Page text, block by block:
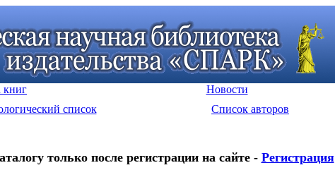
книг Новости
список Список авторов
только после регистрации на сайте - Регистрация